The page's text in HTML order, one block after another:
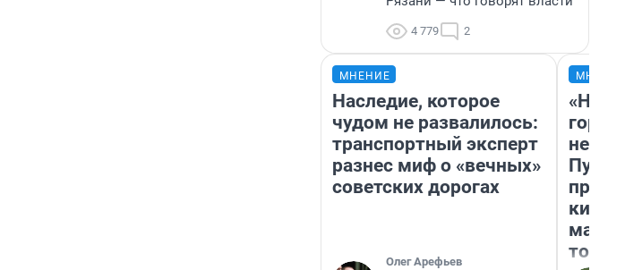
4 779 2
МНЕНИЕ
Наследие, которое
чудом не развалилось:
транспортный эксперт
разнес миф о «вечных»
советских дорогах
Олег Арефьев
«Нет
того